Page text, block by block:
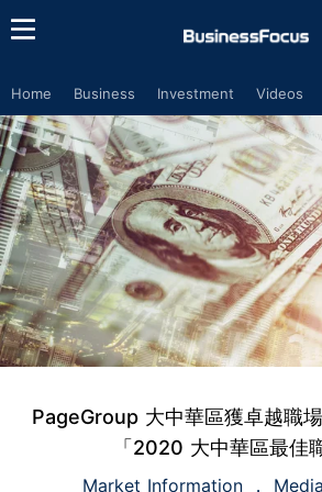
Home Business Investment Videos
PageGroup 大中華區獲卓越職
「2020 大中華區最佳
Market Information